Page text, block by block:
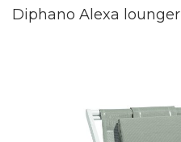
Diphano Alexa lounger